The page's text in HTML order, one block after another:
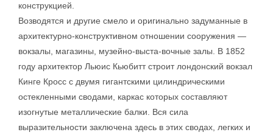
конструкцией.
Возводятся и другие смело и оригинально задуманные в
архитектурно-конструктивном отношении сооружения —
вокзалы, магазины, музейно-выста-вочные залы. В 1852
году архитектор Льюис Кьюбитт строит лондонский вокзал
Кинге Кросс с двумя гигантскими цилиндрическими
остекленными сводами, каркас которых составляют
изогнутые металлические балки. Вся сила
выразительности заключена здесь в этих сводах, легких и